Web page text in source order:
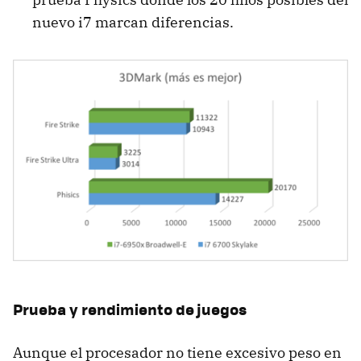
nuevo i7 marcan diferencias.
Prueba y rendimiento de juegos
Aunque el procesador no tiene excesivo peso en